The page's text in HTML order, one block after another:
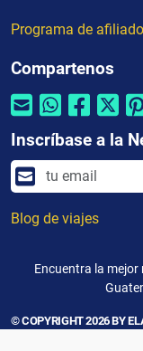
Programa de
Compartenos
Inscríbase a la
Blog de viajes
Encuentra la mejor
© COPYRIGHT 2026 BY